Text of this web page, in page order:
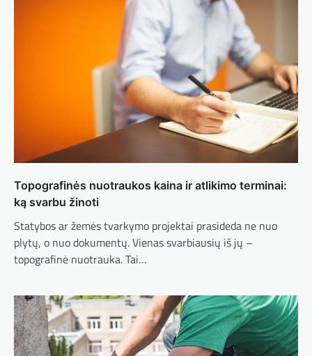
Topografinės nuotraukos kaina ir atlikimo terminai:
ką svarbu žinoti
Statybos ar žemės tvarkymo projektai prasideda ne nuo
plytų, o nuo dokumentų. Vienas svarbiausių iš jų –
topografinė nuotrauka. Tai…